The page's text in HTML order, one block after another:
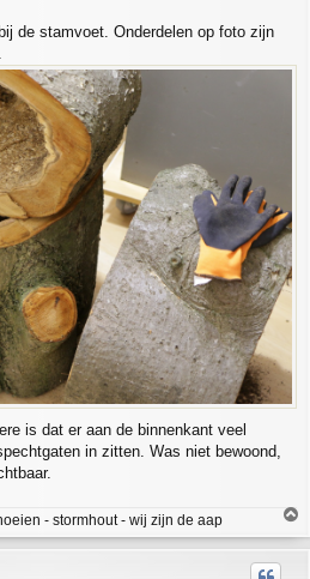
de stamvoet. Onderdelen op foto zijn
is dat er aan de binnenkant veel
in zitten. Was niet bewoond,
- stormhout - wij zijn de aap
o
p